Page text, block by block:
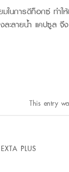
มในการดีท็อกซ์ ทำ
ะลายน้ำ แคปซูล จึ
This entry
EXTA PLUS